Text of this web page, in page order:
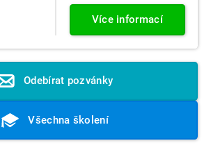
Více informací
Odebírat pozvánky
Všechna školení